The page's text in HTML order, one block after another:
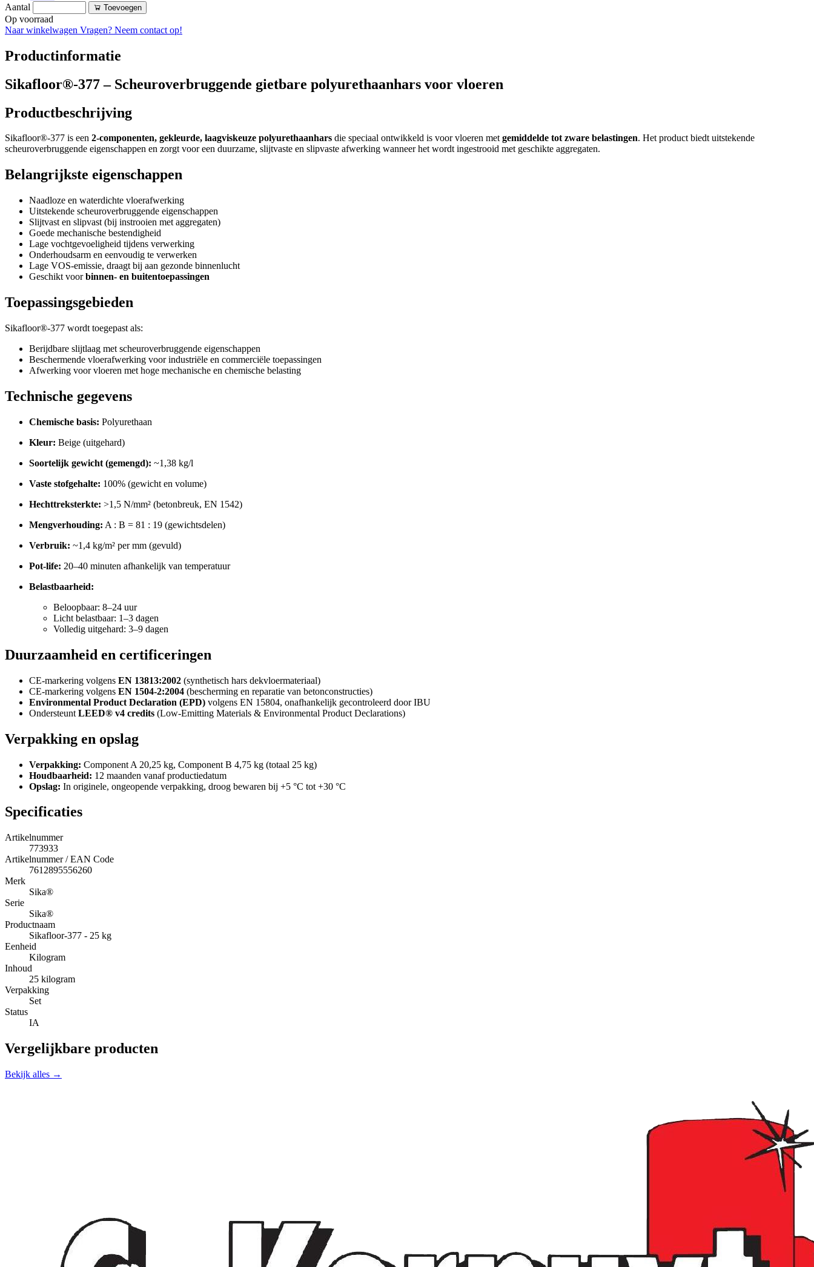
Aantal
Toevoegen
Op voorraad
Naar winkelwagen Vragen? Neem contact op!
Productinformatie
Sikafloor®-377 – Scheuroverbruggende gietbare polyurethaanhars voor vloeren
Productbeschrijving
Sikafloor®-377 is een 2-componenten, gekleurde, laagviskeuze polyurethaanhars die speciaal ontwikkeld is voor vloeren metgemiddelde tot zware belastingen. Het product biedt uitstekende
scheuroverbruggende eigenschappen en zorgt voor een duurzame, slijtvaste en slipvaste afwerking wanneer het wordt ingestrooid met geschikte aggregaten.
Belangrijkste eigenschappen
Naadloze en waterdichte vloerafwerking
Uitstekende scheuroverbruggende eigenschappen
Slijtvast en slipvast (bij instrooien met aggregaten)
Goede mechanische bestendigheid
Lage vochtgevoeligheid tijdens verwerking
Onderhoudsarm en eenvoudig te verwerken
Lage VOS-emissie, draagt bij aan gezonde binnenlucht
Geschikt voorbinnen- en buitentoepassingen
Toepassingsgebieden
Sikafloor®-377 wordt toegepast als:
Berijdbare slijtlaag met scheuroverbruggende eigenschappen
Beschermende vloerafwerking voor industriële en commerciële toepassingen
Afwerking voor vloeren met hoge mechanische en chemische belasting
Technische gegevens
Chemische basis: Polyurethaan
Kleur: Beige (uitgehard)
Soortelijk gewicht (gemengd): ~1,38 kg/l
Vaste stofgehalte: 100% (gewicht en volume)
Hechttreksterkte: >1,5 N/mm² (betonbreuk, EN 1542)
Mengverhouding: A : B = 81 : 19 (gewichtsdelen)
Verbruik: ~1,4 kg/m² per mm (gevuld)
Pot-life: 20–40 minuten afhankelijk van temperatuur
Belastbaarheid:
Beloopbaar: 8–24 uur
Licht belastbaar: 1–3 dagen
Volledig uitgehard: 3–9 dagen
Duurzaamheid en certificeringen
CE-markering volgens EN 13813:2002 (synthetisch hars dekvloermateriaal)
CE-markering volgens EN 1504-2:2004 (bescherming en reparatie van betonconstructies)
Environmental Product Declaration (EPD) volgens EN 15804, onafhankelijk gecontroleerd door IBU
Ondersteunt LEED® v4 credits (Low-Emitting Materials & Environmental Product Declarations)
Verpakking en opslag
Verpakking: Component A 20,25 kg, Component B 4,75 kg (totaal 25 kg)
Houdbaarheid: 12 maanden vanaf productiedatum
Opslag: In originele, ongeopende verpakking, droog bewaren bij +5 °C tot +30 °C
Specificaties
Artikelnummer
773933
Artikelnummer / EAN Code
7612895556260
Merk
Sika®
Serie
Sika®
Productnaam
Sikafloor-377 - 25 kg
Eenheid
Kilogram
Inhoud
25 kilogram
Verpakking
Set
Status
IA
Vergelijkbare producten
Bekijk alles →